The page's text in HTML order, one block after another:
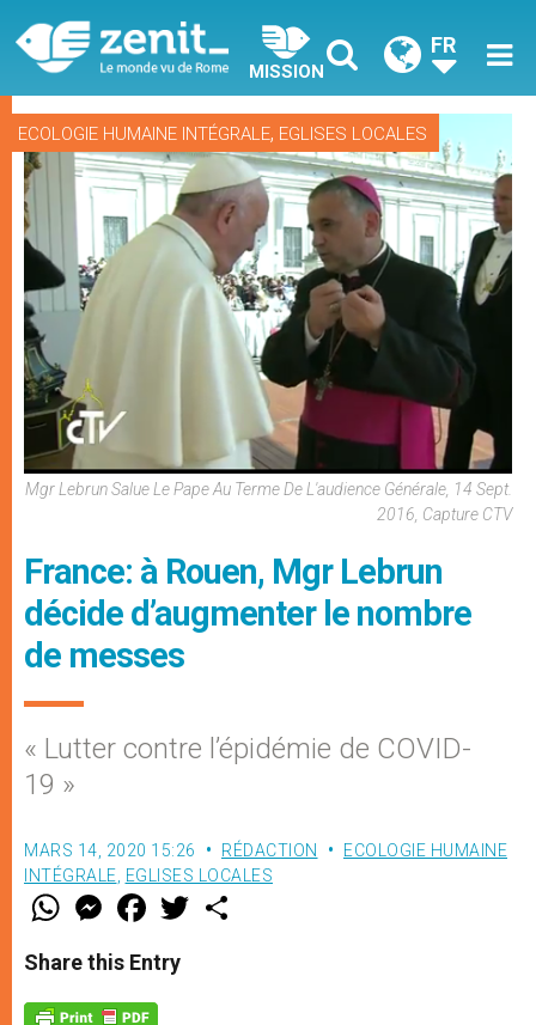
MISSION
FR
ECOLOGIE HUMAINE INTÉGRALE, EGLISES LOCALES
Mgr Lebrun Salue Le Pape Au Terme De L'audience Générale, 14 Sept.
2016, Capture CTV
France: à Rouen, Mgr Lebrun
décide d’augmenter le nombre
de messes
« Lutter contre l’épidémie de COVID-
19 »
MARS 14, 2020 15:26 RÉDACTION
ECOLOGIE HUMAINE
INTÉGRALE EGLISES LOCALES
W
t
s
p
M
e
s
e
g
F
a
e
b
o
w
Share this Entry